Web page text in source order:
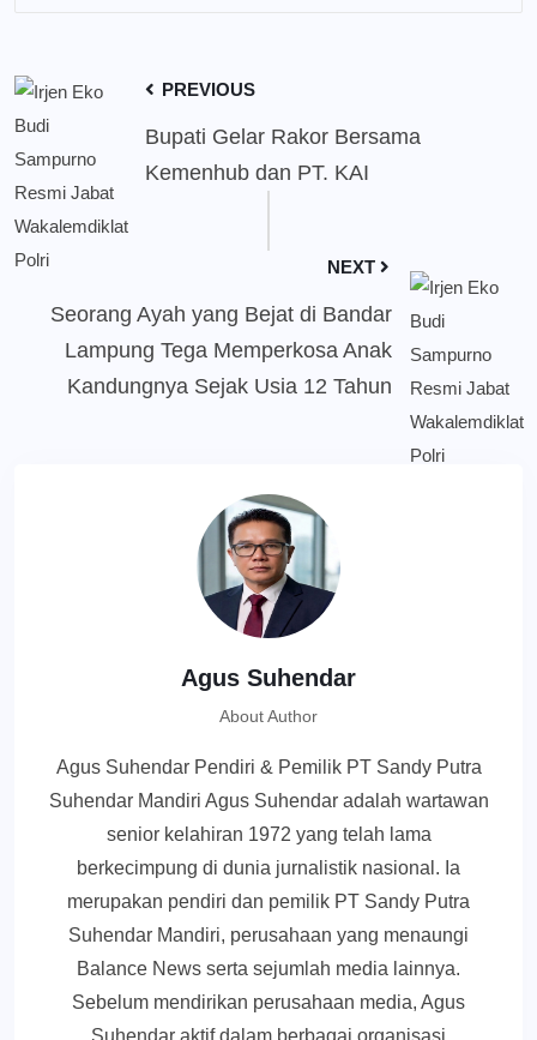
PREVIOUS
Bupati Gelar Rakor Bersama
Kemenhub dan PT. KAI
NEXT
Seorang Ayah yang Bejat di Bandar
Lampung Tega Memperkosa Anak
Kandungnya Sejak Usia 12 Tahun
Agus Suhendar
About Author
Agus Suhendar Pendiri & Pemilik PT Sandy Putra
Suhendar Mandiri Agus Suhendar adalah wartawan
senior kelahiran 1972 yang telah lama
berkecimpung di dunia jurnalistik nasional. Ia
merupakan pendiri dan pemilik PT Sandy Putra
Suhendar Mandiri, perusahaan yang menaungi
Balance News serta sejumlah media lainnya.
Sebelum mendirikan perusahaan media, Agus